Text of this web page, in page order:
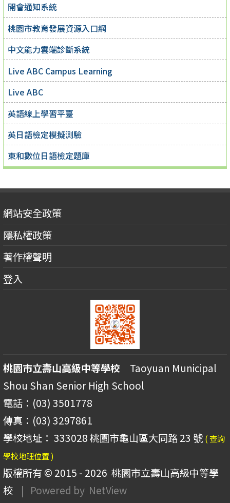
開會通知系統
桃園市教育發展資源入口網
中文能力雲端診斷系統
Live ABC Campus Learning
Live ABC
英語線上學習平臺
英日語檢定模擬測驗
東和數位日語檢定題庫
網站安全政策
隱私權政策
著作權聲明
登入
桃園市立壽山高級中等學校 Taoyuan Municipal
Shou Shan Senior High School
電話：(03) 3501778
傳真：(03) 3297861
學校地址： 333028 桃園市龜山區大同路 23 號 ( 查詢
學校地理位置 )
版權所有 © 2015 - 2026 桃園市立壽山高級中等學
校
| Powered by NetView